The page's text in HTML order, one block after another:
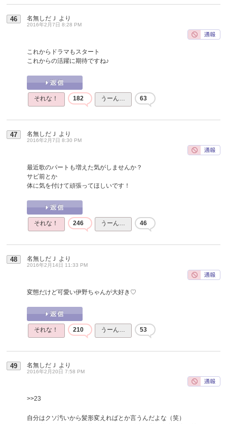
46 名無しだＪ より
2016年2月7日 8:28 PM
これからドラマもスタート
これからの活躍に期待ですね♪
それな！ 182 うーん… 63
47 名無しだＪ より
2016年2月7日 8:30 PM
最近歌のパートも増えた気がしませんか？
サビ前とか
体に気を付けて頑張ってほしいです！
それな！ 246 うーん… 46
48 名無しだＪ より
2016年2月14日 11:33 PM
変態だけど可愛い伊野ちゃんが大好き♡
それな！ 210 うーん… 53
49 名無しだＪ より
2016年2月20日 7:58 PM
>>23
自分はクソ汚いから髪形変えればとか言うんだよな（笑）